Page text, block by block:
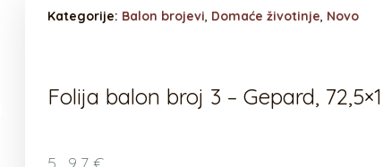
Kategorije: Balon brojevi, Domaće životinje, Novo
Folija balon broj 3 – Gepard,